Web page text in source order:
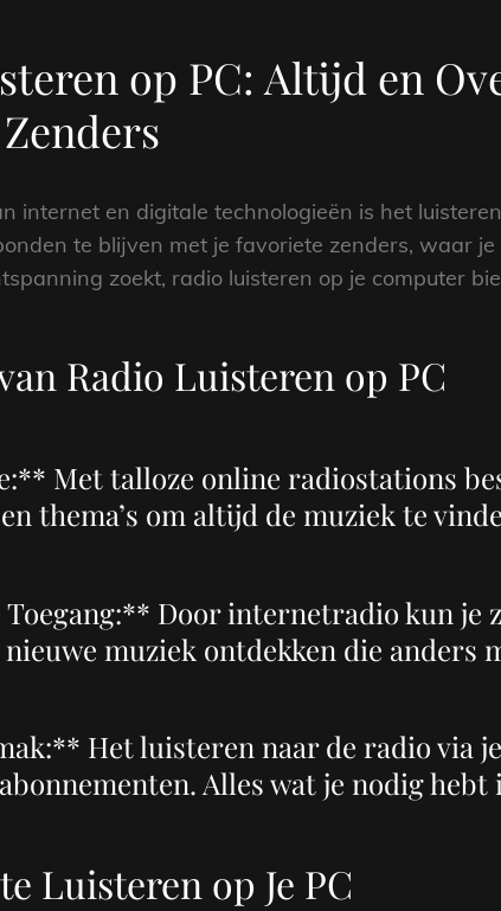
op PC: Altijd en
internet en digitale technologieën is het
te blijven met je favoriete zenders, waar
zoekt, radio luisteren op je computer
Radio Luisteren op PC
Met talloze online radiostations
thema’s om altijd de muziek te
Door internetradio kun je
muziek ontdekken die anders
Het luisteren naar de radio via
Alles wat je nodig
Luisteren op Je PC